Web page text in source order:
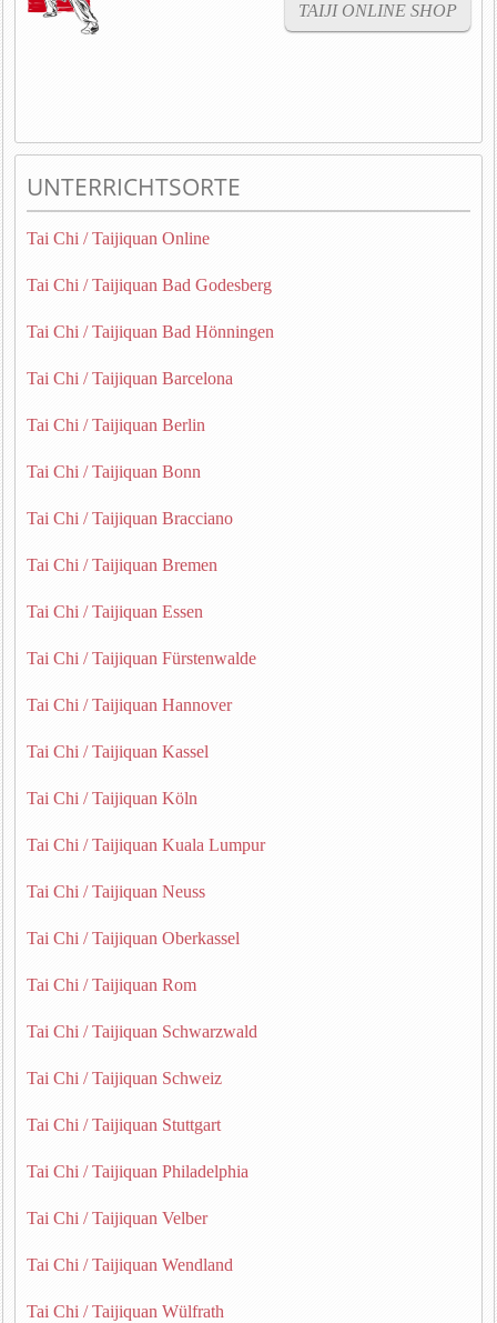
TAIJI ONLINE SHOP
UNTERRICHTSORTE
Tai Chi / Taijiquan Online
Tai Chi / Taijiquan Bad Godesberg
Tai Chi / Taijiquan Bad Hönningen
Tai Chi / Taijiquan Barcelona
Tai Chi / Taijiquan Berlin
Tai Chi / Taijiquan Bonn
Tai Chi / Taijiquan Bracciano
Tai Chi / Taijiquan Bremen
Tai Chi / Taijiquan Essen
Tai Chi / Taijiquan Fürstenwalde
Tai Chi / Taijiquan Hannover
Tai Chi / Taijiquan Kassel
Tai Chi / Taijiquan Köln
Tai Chi / Taijiquan Kuala Lumpur
Tai Chi / Taijiquan Neuss
Tai Chi / Taijiquan Oberkassel
Tai Chi / Taijiquan Rom
Tai Chi / Taijiquan Schwarzwald
Tai Chi / Taijiquan Schweiz
Tai Chi / Taijiquan Stuttgart
Tai Chi / Taijiquan Philadelphia
Tai Chi / Taijiquan Velber
Tai Chi / Taijiquan Wendland
Tai Chi / Taijiquan Wülfrath